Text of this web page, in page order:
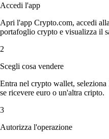
Accedi l'app
Apri l'app Crypto.com, accedi
portafoglio crypto e visualizza il
2
Scegli cosa vendere
Entra nel crypto wallet,
se ricevere euro o un'altra cripto.
3
Autorizza l'operazione